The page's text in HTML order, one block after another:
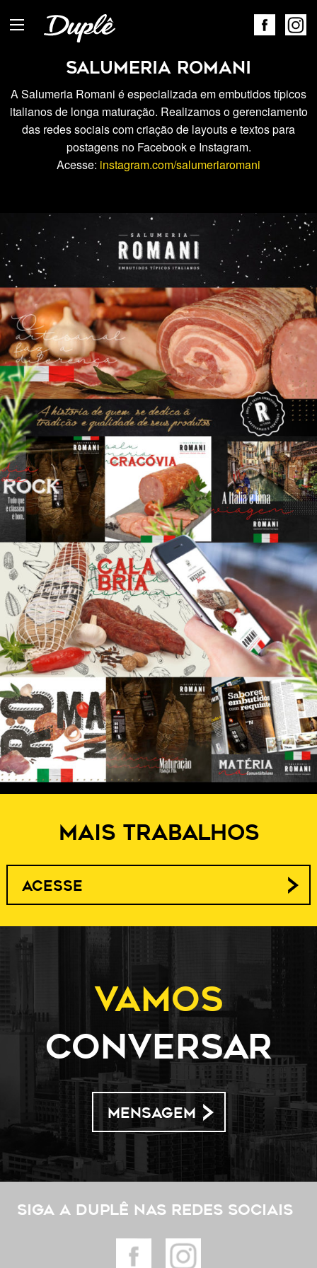
Salumeria Romani
A Salumeria Romani é especializada em embutidos típicos
italianos de longa maturação. Realizamos o gerenciamento
das redes sociais com criação de layouts e textos para
postagens no Facebook e Instagram.
Acesse: instagram.com/salumeriaromani
MAIS TRABALHOS
ACESSE
Vamos
conversar
MENSAGEM
Siga a Duplê nas redes sociais